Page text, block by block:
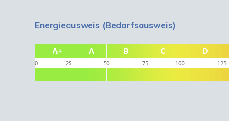
Energieausweis (Bedarfsausweis)